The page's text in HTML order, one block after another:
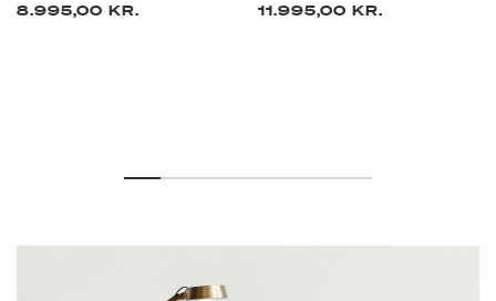
8.995,00 KR.
11.995,00 KR.